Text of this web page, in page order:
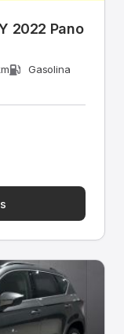
2022 Pano
Gasolina